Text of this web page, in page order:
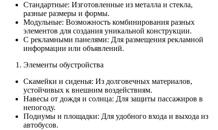
Стандартные: Изготовленные из металла и стекла,
разные размеры и формы.
Модульные: Возможность комбинирования разных
элементов для создания уникальной конструкции.
С рекламными панелями: Для размещения рекламной
информации или объявлений.
Элементы обустройства
Скамейки и сиденья: Из долговечных материалов,
устойчивых к внешним воздействиям.
Навесы от дождя и солнца: Для защиты пассажиров в
непогоду.
Подиумы и площадки: Для удобного входа и выхода из
автобусов.